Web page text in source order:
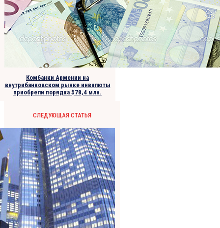
Комбанки Армении на
внутрибанковском рынке инвалюты
приобрели порядка $78,4 млн.
СЛЕДУЮЩАЯ СТАТЬЯ